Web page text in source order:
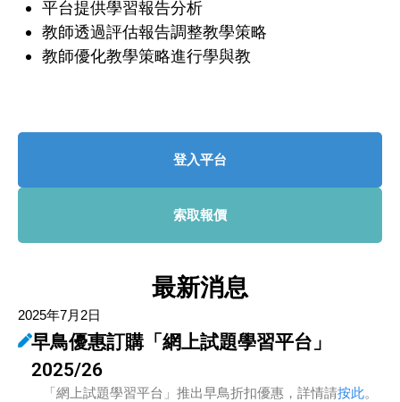
平台提供學習報告分析
教師透過評估報告調整教學策略
教師優化教學策略進行學與教
登入平台
索取報價
最新消息
2025年7月2日
早鳥優惠訂購「網上試題學習平台」
2025/26
「網上試題學習平台」推出早鳥折扣優惠，詳情請按此。